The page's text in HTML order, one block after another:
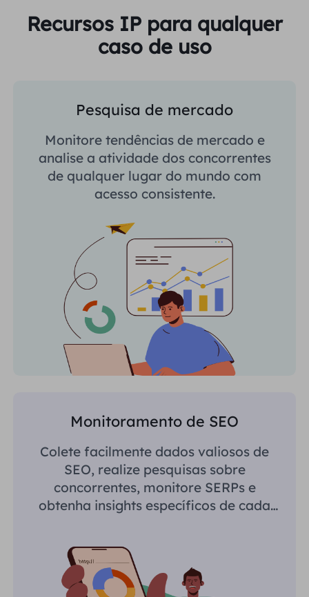
Recursos IP para qualquer
caso de uso
Pesquisa de mercado
Monitore tendências de mercado e
analise a atividade dos concorrentes
de qualquer lugar do mundo com
acesso consistente.
Monitoramento de SEO
Colete facilmente dados valiosos de
SEO, realize pesquisas sobre
concorrentes, monitore SERPs e
obtenha insights específicos de cada